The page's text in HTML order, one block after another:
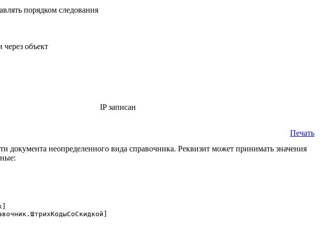
порядком следования
объект
IP записан
Печать
документа неопределенного вида справочника. Реквизит может принимать значения